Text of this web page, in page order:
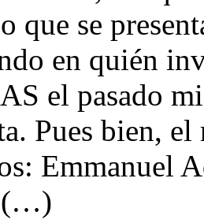
que se
en quién
el pasado
Pues bien,
Emmanuel
(…)